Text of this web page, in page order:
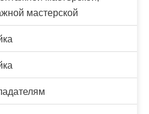
мастерской